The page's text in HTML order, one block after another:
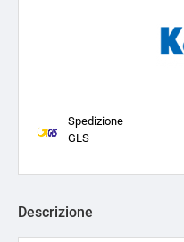
Spedizione
GLS
Descrizione